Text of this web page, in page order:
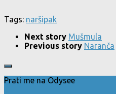
Tags: naršipak
Next story Mušmula
Previous story Naranča
Prati me na Odysee